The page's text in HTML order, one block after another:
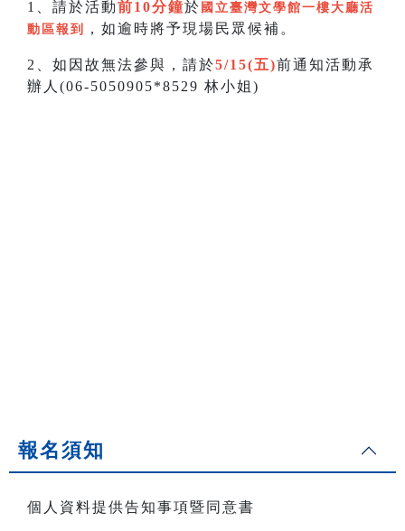
1、請於活動前10分鐘於 國立臺灣文學館一樓大廳活
動區報到
，如逾時將予現場民眾候補。
2、如因故無法參與，請於5/15(五)前通知活動承
辦人(06-5050905*8529 林小姐)
報名須知
個人資料提供告知事項暨同意書